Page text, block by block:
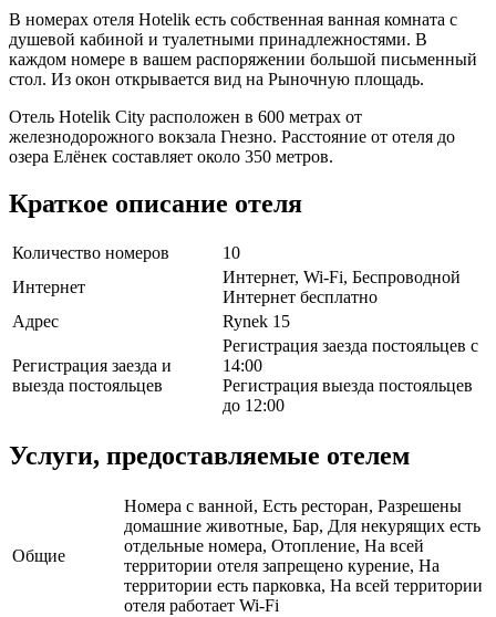
В номерах отеля Hotelik есть собственная ванная комната с
душевой кабиной и туалетными принадлежностями. В
каждом номере в вашем распоряжении большой письменный
стол. Из окон открывается вид на Рыночную площадь.
Отель Hotelik City расположен в 600 метрах от
железнодорожного вокзала Гнезно. Расстояние от отеля до
озера Елёнек составляет около 350 метров.
Краткое описание отеля
Количество номеров
10
Интернет
Интернет, Wi-Fi, Беспроводной
Интернет бесплатно
Адрес
Rynek 15
Регистрация заезда и
выезда постояльцев
Регистрация заезда постояльцев с
14:00
Регистрация выезда постояльцев
до 12:00
Услуги, предоставляемые отелем
Общие
Номера с ванной, Есть ресторан, Разрешены
домашние животные, Бар, Для некурящих есть
отдельные номера, Отопление, На всей
территории отеля запрещено курение, На
территории есть парковка, На всей территории
отеля работает Wi-Fi